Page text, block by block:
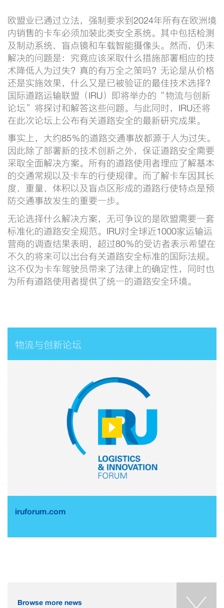
欧盟业已通过立法，强制要求到2024年所有在欧洲境
内销售的卡车必须加装此类安全系统。其中包括检测
及制动系统、盲点镜和车载智能摄像头。然而，仍未
解决的问题是：究竟应该采取什么措施部署相应的技
术降低人为过失？真的有万全之策吗？无论是从价格
还是实施效果，什么又是已被验证的最佳技术选择？
国际道路运输联盟（IRU）即将举办的“物流与创新
论坛”将探讨和解答这些问题。与此同时，IRU还将
在此次论坛上公布有关道路安全的最新研究成果。
事实上，大约85％的道路交通事故都源于人为过失。
因此除了部署新的技术创新之外，保证道路安全需要
采取全面解决方案。所有的道路使用者理应了解基本
的交通常规以及卡车的行使规律。而了解卡车因其长
度、重量、体积以及盲点区形成的道路行使特点是预
防交通事故发生的重要一步。
无论选择什么解决方案，无可争议的是欧盟需要一套
标准化的道路安全规范。IRU对全球近1000家运输运
营商的调查结果表明，超过80％的受访者表示希望在
不久的将来可以出台有关道路安全标准的国际法规。
这不仅为卡车驾驶员带来了法律上的确定性，同时也
为所有道路使用者提供了统一的道路安全环境。
物流与创新论坛
iruforum.com
Browse more news